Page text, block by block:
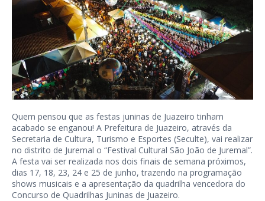
Quem pensou que as festas juninas de Juazeiro tinham
acabado se enganou! A Prefeitura de Juazeiro, através da
Secretaria de Cultura, Turismo e Esportes (Seculte), vai realizar
no distrito de Juremal o “Festival Cultural São João de Juremal”.
A festa vai ser realizada nos dois finais de semana próximos,
dias 17, 18, 23, 24 e 25 de junho, trazendo na programação
shows musicais e a apresentação da quadrilha vencedora do
Concurso de Quadrilhas Juninas de Juazeiro.